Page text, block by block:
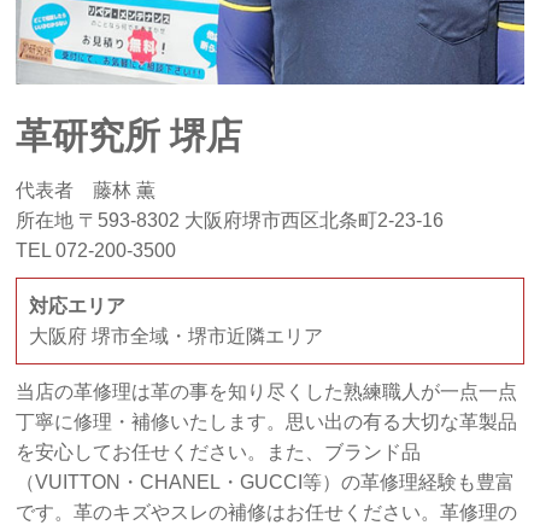
革研究所 堺店
代表者 藤林 薫
所在地 〒593-8302 大阪府堺市西区北条町2-23-16
TEL 072-200-3500
対応エリア
大阪府 堺市全域・堺市近隣エリア
当店の革修理は革の事を知り尽くした熟練職人が一点一点
丁寧に修理・補修いたします。思い出の有る大切な革製品
を安心してお任せください。また、ブランド品
（VUITTON・CHANEL・GUCCI等）の革修理経験も豊富
です。革のキズやスレの補修はお任せください。革修理の